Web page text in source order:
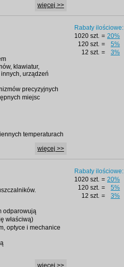
więcej >>
klawiatur,
urządzeń
precyzyjnych
miejsc
temperaturach
więcej >>
Rabaty ilościowe:
1020 szt. = 20%
120 szt. =
5%
12 szt. = 3%
odparowują
właściwą)
optyce i mechanice
więcej >>
Rabaty ilościowe:
1020 szt. = 20%
120 szt. =
5%
12 szt. = 3%